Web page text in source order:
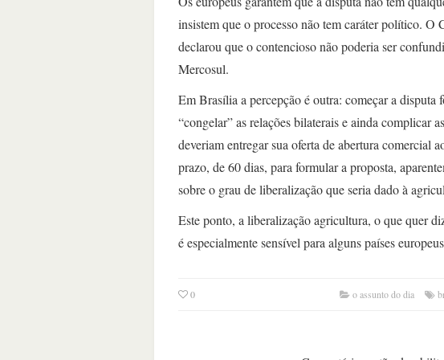
insistem que o processo não tem caráter político.
declarou que o contencioso não poderia ser
Mercosul.
Em Brasília a percepção é outra: começar a disputa
“congelar” as relações bilaterais e ainda complicar
deveriam entregar sua oferta de abertura comercial
prazo, de 60 dias, para formular a proposta,
sobre o grau de liberalização que seria dado à
Este ponto, a liberalização agricultura, o que quer
é especialmente sensível para alguns países
0 o assunto do dia